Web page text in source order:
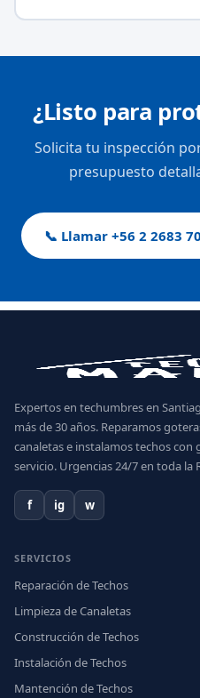
¿Listo para
Solicita tu inspección
presupuesto
📞 Llamar +56 2 2683
Expertos en techumbres en
más de 30 años. Reparamos
canaletas e instalamos techos con
servicio. Urgencias 24/7 en toda la
f ig w
SERVICIOS
Reparación de Techos
Limpieza de Canaletas
Construcción de Techos
Instalación de Techos
Mantención de Techos